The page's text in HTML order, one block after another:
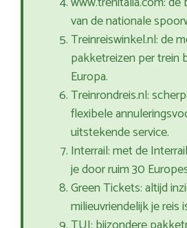
van de nationale
Treinreiswinkel.nl: de
pakketreizen per trein
Europa.
Treinrondreis.nl:
flexibele
uitstekende service.
Interrail: met de
je door ruim 30
Green Tickets: altijd
milieuvriendelijk je reis